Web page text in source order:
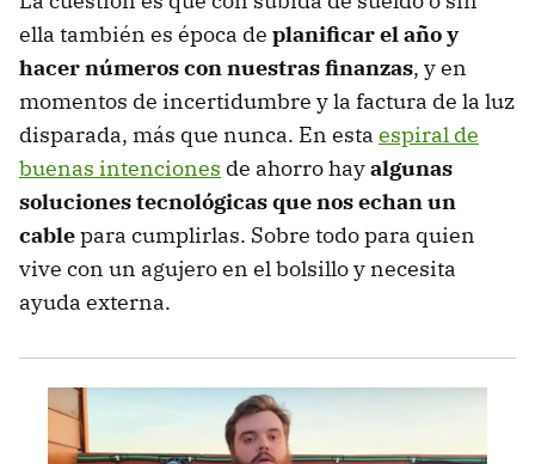
ella también es época de planificar el año y
hacer números con nuestras finanzas, y en
momentos de incertidumbre y la factura de la luz
disparada, más que nunca. En esta espiral de
buenas intenciones de ahorro hayalgunas
soluciones tecnológicas que nos echan un
cablepara cumplirlas. Sobre todo para quien
vive con un agujero en el bolsillo y necesita
ayuda externa.